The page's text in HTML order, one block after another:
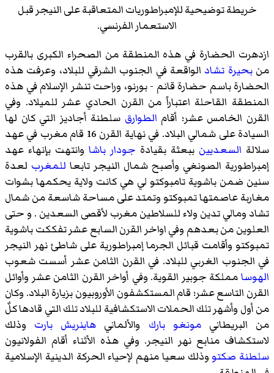
خريطة توضيحية للإمبراطوريات المتعاقبة على النيجر قبل
الاستعمار الفرنسي.
ازدهرت الحضارة في هذه المنطقة من الصحراء الكبرى بالقرب
منبحيرة تشادالواقعة في الجنوب الشرقي للبلاد، وعرفت هذه
الحضارة باسم حضارة قانم - بورنو، وراحت تنشر الإسلام في هذه
المنطقة القاحلة اعتباراً من القرن الحادي عشر للميلاد. وفي
القرن الخامس عشر؛ أقام الطوارق سلطنة أجاديز التي كان لها
السيادة على شمالي البلاد. في نهاية القرن 16 قام مغرب في عهد
سلالة السعديين ببعثة بقيادة جودار باشا وانتهت بإنهاء عهد
إمبراطورية الصونغي وأصبح شمال النيجر تابعا للمغرب لعدة
سنين ضمن باشوية تامبوكتو لي هي كانت ولاية يحكمها بشوات
مغاربة عاصمتها تمبوكتو وتمتد على مساحة شاسعة من شمال
تشاد ومالي تدين ولاء للسلاطين مغرب لأقصى السعدين . و حتى
العلوين من بعدهم وفي اواخر القرن السابع عشر تفككت باشوية
تمبوكتو وأقامت قبائل الجرما إمبراطورية على شاطئ نهر النيجر
في الجنوب الغربي للبلاد. في القرن الثامن عشر أسست شعوب
الهوسامملكة جوبير القوية. وفي أواخر القرن الثامن عشر وأوائل
القرن التاسع عشر؛ قام المستكشفون الأوروبيون بزيارة البلاد. وكان
من أول وأشهر تلك الحملات الاستكشافية للبلاد تلك التي قادها كلٌ
من البريطانيمونغو بارك والألماني هاينريش بارت وذلك
لاستكشاف منابع نهر النيجر. وفي هذه الأثناء أقام الفولانيون
سلطنة صكتو وذلك سعيا منهم لإحياء الحركة الدينية الإسلامية